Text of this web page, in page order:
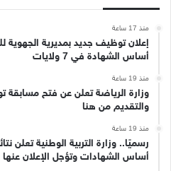
منذ 17 ساعة
إعلان توظيف جديد بمديرية الجهوية
أساس الشهادة في 7 ولايات
منذ 19 ساعة
والتقديم من هنا
منذ 19 ساعة
رسميًا.. وزارة التربية الوطنية تعلن
أساس الشهادات وتؤجل الإعلان عنها في 4